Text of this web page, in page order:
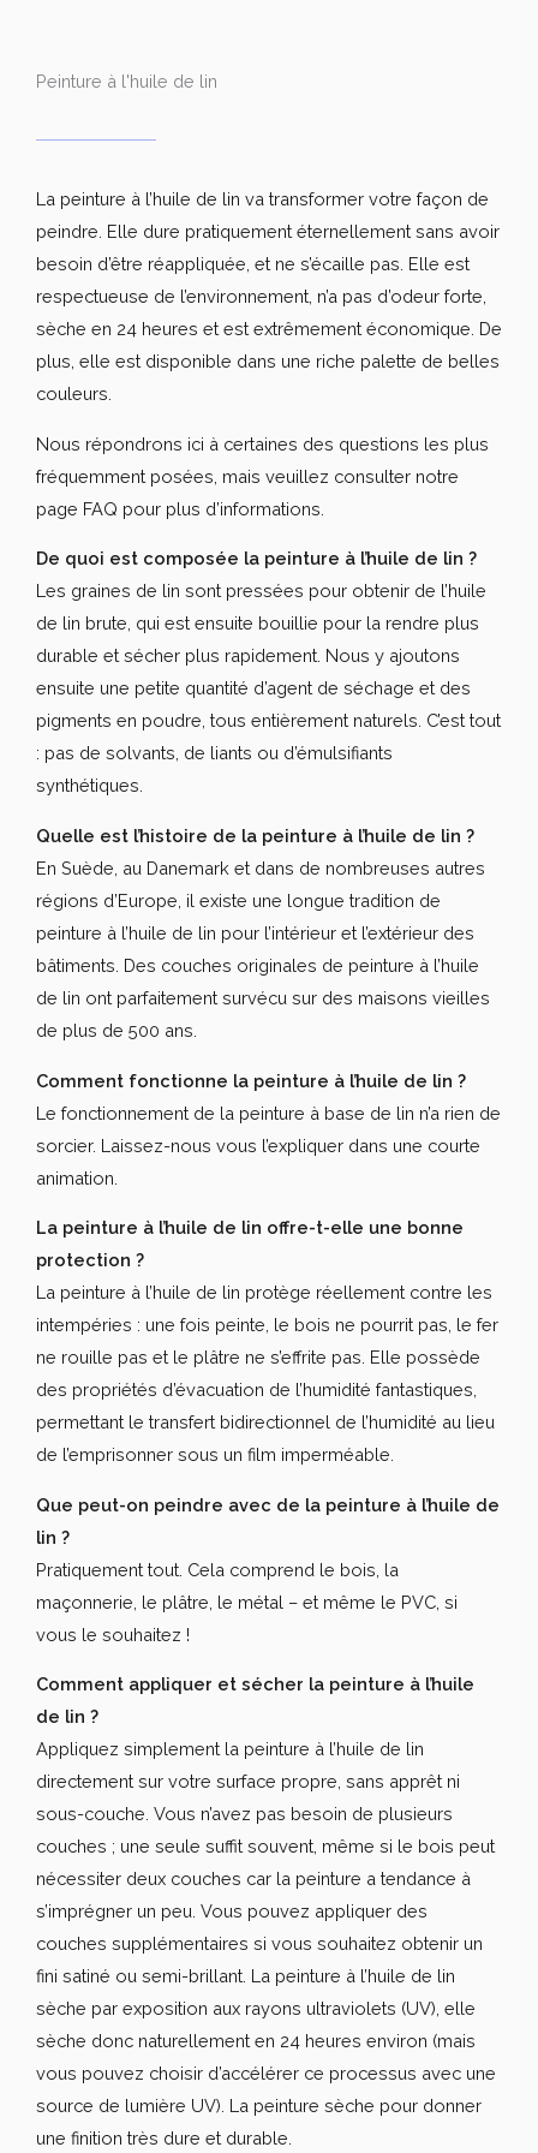
Peinture à l'huile de lin
La peinture à l’huile de lin va transformer votre façon de
peindre. Elle dure pratiquement éternellement sans avoir
besoin d’être réappliquée, et ne s’écaille pas. Elle est
respectueuse de l’environnement, n’a pas d’odeur forte,
sèche en 24 heures et est extrêmement économique. De
plus, elle est disponible dans une riche palette de belles
couleurs.
Nous répondrons ici à certaines des questions les plus
fréquemment posées, mais veuillez consulter notre
page FAQ pour plus d’informations.
De quoi est composée la peinture à l’huile de lin ?
Les graines de lin sont pressées pour obtenir de l’huile
de lin brute, qui est ensuite bouillie pour la rendre plus
durable et sécher plus rapidement. Nous y ajoutons
ensuite une petite quantité d’agent de séchage et des
pigments en poudre, tous entièrement naturels. C’est tout
: pas de solvants, de liants ou d’émulsifiants
synthétiques.
Quelle est l’histoire de la peinture à l’huile de lin ?
En Suède, au Danemark et dans de nombreuses autres
régions d’Europe, il existe une longue tradition de
peinture à l’huile de lin pour l’intérieur et l’extérieur des
bâtiments. Des couches originales de peinture à l’huile
de lin ont parfaitement survécu sur des maisons vieilles
de plus de 500 ans.
Comment fonctionne la peinture à l’huile de lin ?
Le fonctionnement de la peinture à base de lin n’a rien de
sorcier. Laissez-nous vous l’expliquer dans une courte
animation.
La peinture à l’huile de lin offre-t-elle une bonne
protection ?
La peinture à l’huile de lin protège réellement contre les
intempéries : une fois peinte, le bois ne pourrit pas, le fer
ne rouille pas et le plâtre ne s’effrite pas. Elle possède
des propriétés d’évacuation de l’humidité fantastiques,
permettant le transfert bidirectionnel de l’humidité au lieu
de l’emprisonner sous un film imperméable.
Que peut-on peindre avec de la peinture à l’huile de
lin ?
Pratiquement tout. Cela comprend le bois, la
maçonnerie, le plâtre, le métal – et même le PVC, si
vous le souhaitez !
Comment appliquer et sécher la peinture à l’huile
de lin ?
Appliquez simplement la peinture à l’huile de lin
directement sur votre surface propre, sans apprêt ni
sous-couche. Vous n’avez pas besoin de plusieurs
couches ; une seule suffit souvent, même si le bois peut
nécessiter deux couches car la peinture a tendance à
s’imprégner un peu. Vous pouvez appliquer des
couches supplémentaires si vous souhaitez obtenir un
fini satiné ou semi-brillant. La peinture à l’huile de lin
sèche par exposition aux rayons ultraviolets (UV), elle
sèche donc naturellement en 24 heures environ (mais
vous pouvez choisir d’accélérer ce processus avec une
source de lumière UV). La peinture sèche pour donner
une finition très dure et durable.